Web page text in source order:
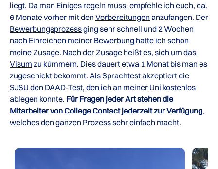
liegt. Da man Einiges regeln muss, empfehle ich euch, ca.
6 Monate vorher mit den Vorbereitungen anzufangen. Der
Bewerbungsprozessging sehr schnell und 2 Wochen
nach Einreichen meiner Bewerbung hatte ich schon
meine Zusage. Nach der Zusage heißt es, sich um das
Visum zu kümmern. Dies dauert etwa 1 Monat bis man es
zugeschickt bekommt. Als Sprachtest akzeptiert die
SJSU den DAAD-Test, den ich an meiner Uni kostenlos
ablegen konnte. Für Fragen jeder Art stehen die
Mitarbeiter von College Contactjederzeit zur Verfügung,
welches den ganzen Prozess sehr einfach macht.